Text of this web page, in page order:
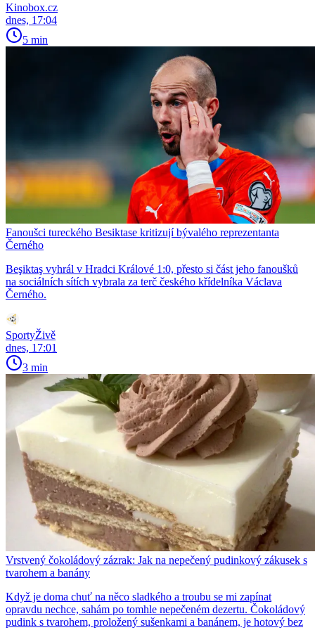
Kinobox.cz
dnes, 17:04
5 min
Fanoušci tureckého Besiktase kritizují bývalého reprezentanta
Černého
Beşiktaş vyhrál v Hradci Králové 1:0, přesto si část jeho fanoušků
na sociálních sítích vybrala za terč českého křídelníka Václava
Černého.
SportyŽivě
dnes, 17:01
3 min
Vrstvený čokoládový zázrak: Jak na nepečený pudinkový zákusek s
tvarohem a banány
Když je doma chuť na něco sladkého a troubu se mi zapínat
opravdu nechce, sahám po tomhle nepečeném dezertu. Čokoládový
pudink s tvarohem, proložený sušenkami a banánem, je hotový bez